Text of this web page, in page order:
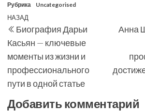
Рубрика Uncategorised
Навигация
по
записям
Предыдущая
запись
НАЗАД
Биография Дарьи
Касьян — ключевые
моменты из жизни и
профессионального
пути в одной статье
Анна
Добавить комментарий